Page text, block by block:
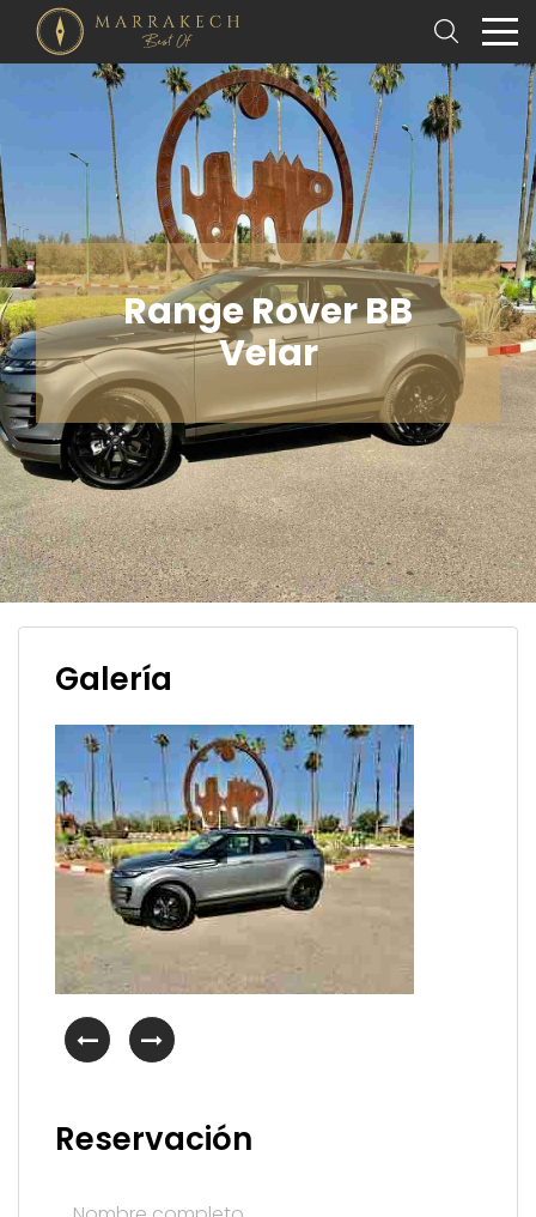
Range Rover BB
Velar
Galería
Reservación